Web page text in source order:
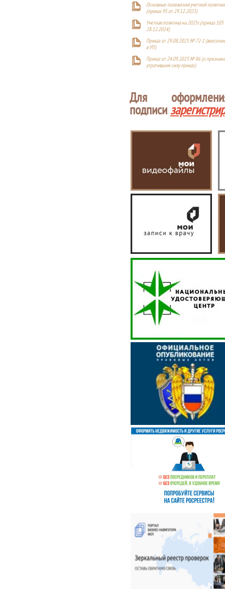
Основные положения учетной
(приказ 95 от 29.12.2023)
Учетная политика на 2025г. (приказ 105
28.12.2024)
Приказ от 29.08.2025 № 72-1
в УП)
Приказ от 24.09.2025 № 86 (о
утратившим силу приказ)
Для
подписи